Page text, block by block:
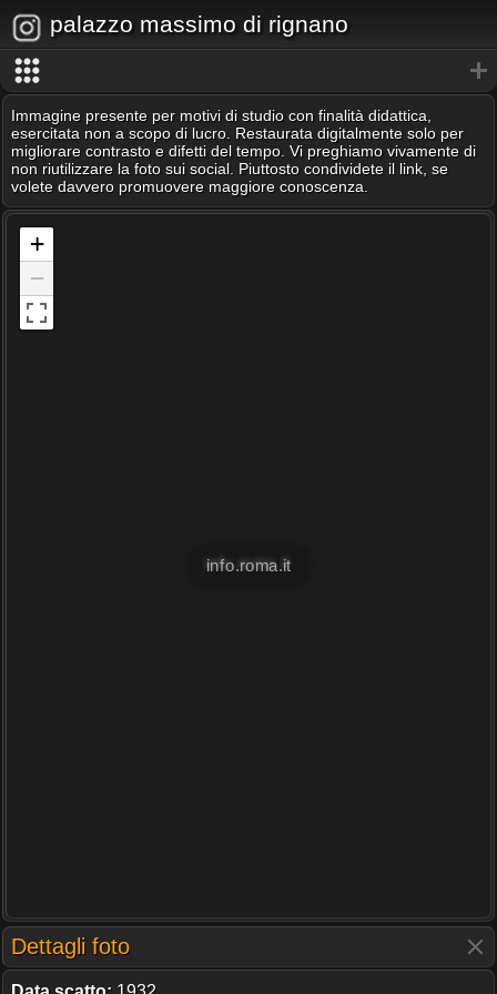
palazzo massimo di rignano
Immagine presente per motivi di studio con finalità didattica,
esercitata non a scopo di lucro. Restaurata digitalmente solo per
migliorare contrasto e difetti del tempo. Vi preghiamo vivamente di
non riutilizzare la foto sui social. Piuttosto condividete il link, se
volete davvero promuovere maggiore conoscenza.
+
−
info.roma.it
Dettagli foto